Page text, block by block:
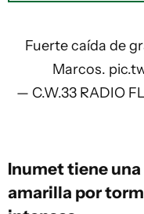
Fuerte caída de
Marcos.
— C.W.33 RADIO
Inumet tiene
amarilla por